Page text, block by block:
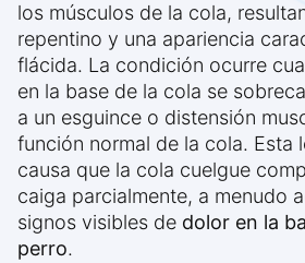
los músculos de la cola,
repentino y una apariencia
flácida. La condición ocurre
en la base de la cola se
a un esguince o distensión
función normal de la cola. Esta
causa que la cola cuelgue
caiga parcialmente, a menudo
signos visibles de dolor en la
perro.